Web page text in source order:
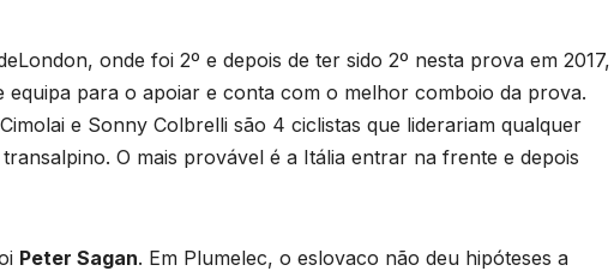
onde foi 2º e depois de ter sido 2º nesta prova em 2017,
para o apoiar e conta com o melhor comboio da prova.
e Sonny Colbrelli são 4 ciclistas que liderariam qualquer
O mais provável é a Itália entrar na frente e depois
Peter Sagan. Em Plumelec, o eslovaco não deu hipóteses a